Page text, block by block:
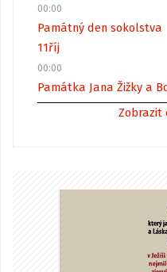
00:00
Památný den sokolstva
11říj
00:00
Památka Jana Žižky a
Zobrazit